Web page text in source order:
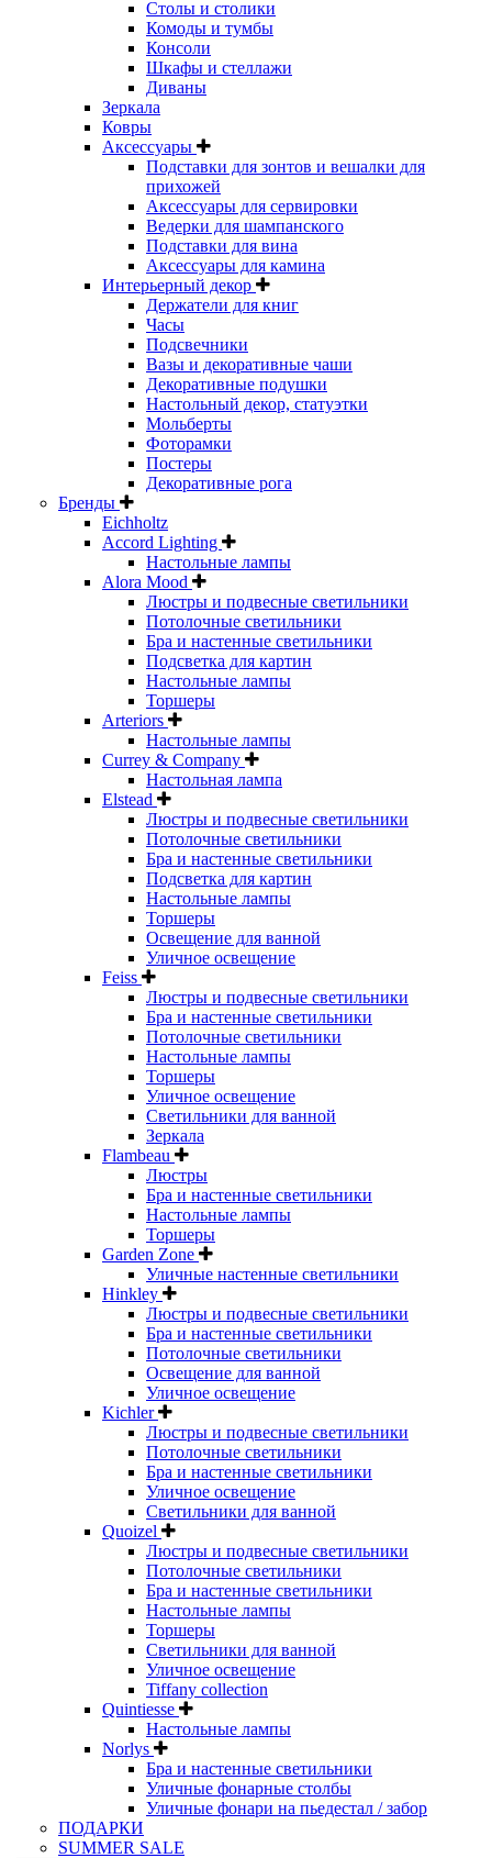
Столы и столики
Комоды и тумбы
Консоли
Шкафы и стеллажи
Диваны
Зеркала
Ковры
Аксессуары
Подставки для зонтов и вешалки для
прихожей
Аксессуары для сервировки
Ведерки для шампанского
Подставки для вина
Аксессуары для камина
Интерьерный декор
Держатели для книг
Часы
Подсвечники
Вазы и декоративные чаши
Декоративные подушки
Настольный декор, статуэтки
Мольберты
Фоторамки
Постеры
Декоративные рога
Бренды
Eichholtz
Accord Lighting
Настольные лампы
Alora Mood
Люстры и подвесные светильники
Потолочные светильники
Бра и настенные светильники
Подсветка для картин
Настольные лампы
Торшеры
Arteriors
Настольные лампы
Currey & Company
Настольная лампа
Elstead
Люстры и подвесные светильники
Потолочные светильники
Бра и настенные светильники
Подсветка для картин
Настольные лампы
Торшеры
Освещение для ванной
Уличное освещение
Feiss
Люстры и подвесные светильники
Бра и настенные светильники
Потолочные светильники
Настольные лампы
Торшеры
Уличное освещение
Светильники для ванной
Зеркала
Flambeau
Люстры
Бра и настенные светильники
Настольные лампы
Торшеры
Garden Zone
Уличные настенные светильники
Hinkley
Люстры и подвесные светильники
Бра и настенные светильники
Потолочные светильники
Освещение для ванной
Уличное освещение
Kichler
Люстры и подвесные светильники
Потолочные светильники
Бра и настенные светильники
Уличное освещение
Светильники для ванной
Quoizel
Люстры и подвесные светильники
Потолочные светильники
Бра и настенные светильники
Настольные лампы
Торшеры
Светильники для ванной
Уличное освещение
Tiffany collection
Quintiesse
Настольные лампы
Norlys
Бра и настенные светильники
Уличные фонарные столбы
Уличные фонари на пьедестал / забор
ПОДАРКИ
SUMMER SALE